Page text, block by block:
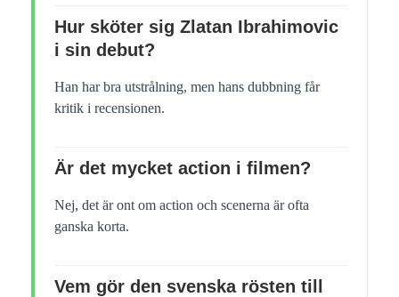
Hur sköter sig Zlatan Ibrahimovic
i sin debut?
Han har bra utstrålning, men hans dubbning får
kritik i recensionen.
Är det mycket action i filmen?
Nej, det är ont om action och scenerna är ofta
ganska korta.
Vem gör den svenska rösten till